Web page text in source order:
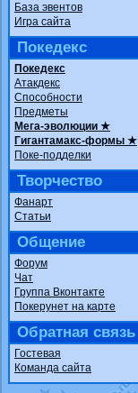
База эвентов
Игра сайта
Покедекс
Покедекс
Атакдекс
Способности
Предметы
Мега-эволюции ★
Гигантамакс-формы ★
Поке-подделки
Творчество
Фанарт
Статьи
Общение
Форум
Чат
Группа Вконтакте
Покерунет на карте
Обратная связь
Гостевая
Команда сайта